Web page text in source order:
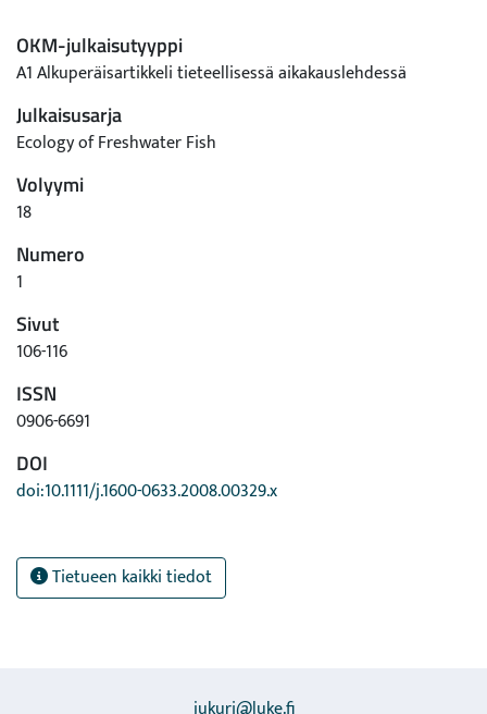
OKM-julkaisutyyppi
A1 Alkuperäisartikkeli tieteellisessä aikakauslehdessä
Julkaisusarja
Ecology of Freshwater Fish
Volyymi
18
Numero
1
Sivut
106-116
ISSN
0906-6691
DOI
doi:10.1111/j.1600-0633.2008.00329.x
Tietueen kaikki tiedot